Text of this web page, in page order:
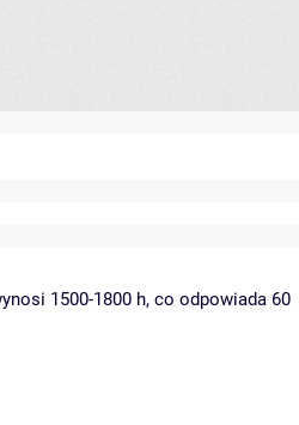
1500-1800 h, co odpowiada 60